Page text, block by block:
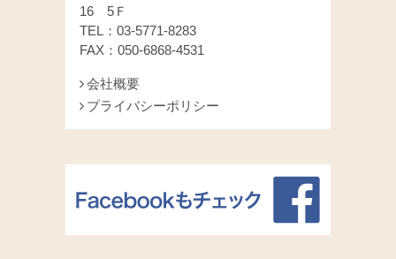
16 5Ｆ
TEL：03-5771-8283
FAX：050-6868-4531
会社概要
プライバシーポリシー